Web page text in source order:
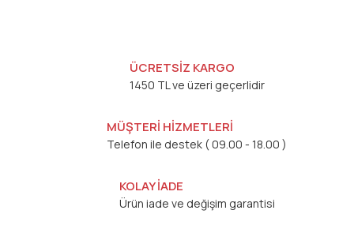
ÜCRETSİZ KARGO
1450 TL ve üzeri geçerlidir
MÜŞTERİ HİZMETLERİ
Telefon ile destek ( 09.00 - 18.00 )
KOLAY İADE
Ürün iade ve değişim garantisi